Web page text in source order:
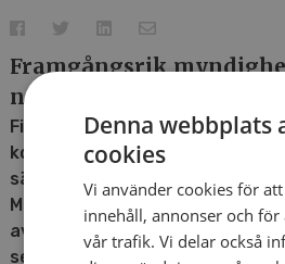
Framgångsrik
nyckelstrategier
Film och video nyttjas flitigt av
kommuner och regioner för
sätt.
Men är det någon skillnad att
avsändare inom offentlig
sektor?
Denna webbplats
cookies
Vi använder cookies för
innehåll, annonser och för
vår trafik. Vi delar också